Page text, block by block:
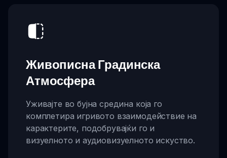
Живописна Градинска
Атмосфера
Уживајте во бујна средина која го
комплетира игривото взаимодействие на
карактерите, подобрувајќи го и
визуелното и аудиовизуелното искуство.